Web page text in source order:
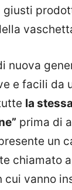
giusti
nuova
e facili da
la
prima di
un
chiamato
cui vanno